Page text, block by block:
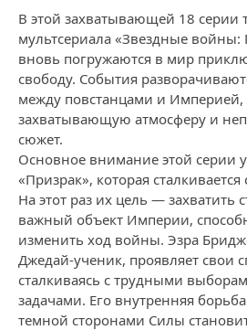
В этой захватывающей 18 серии
мультсериала «Звездные войны:
вновь погружаются в мир
свободу. События
между повстанцами и Империей,
захватывающую атмосферу и
сюжет.
Основное внимание этой серии
«Призрак», которая
На этот раз их цель — захватить
важный объект Империи,
изменить ход войны. Эзра
Джедай-ученик, проявляет свои
сталкиваясь с трудными
задачами. Его внутренняя
темной сторонами Силы